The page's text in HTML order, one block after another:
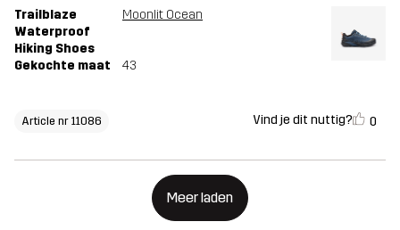
Trailblaze
Waterproof
Hiking Shoes
Moonlit Ocean
Gekochte maat 43
Article nr 11086 Vind je dit nuttig? 0
Meer laden